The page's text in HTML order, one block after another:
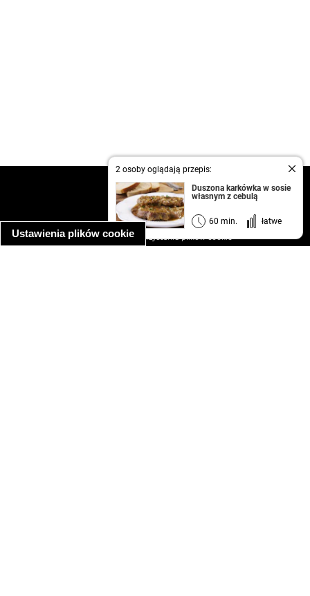
Ustawienia plików cookie
2 osoby oglądają przepis:
Duszona karkówka w sosie
własnym z cebulą
60 min. łatwe
kontakt
regulamin
informacja o prywatności
informacja o wykorzystaniu plików cookie